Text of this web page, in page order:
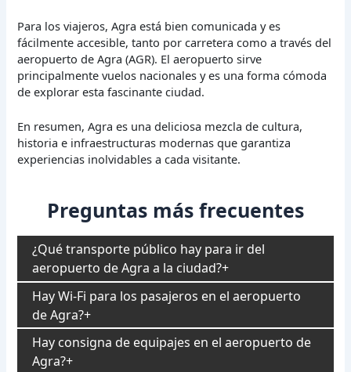
Para los viajeros, Agra está bien comunicada y es
fácilmente accesible, tanto por carretera como a través del
aeropuerto de Agra (AGR). El aeropuerto sirve
principalmente vuelos nacionales y es una forma cómoda
de explorar esta fascinante ciudad.
En resumen, Agra es una deliciosa mezcla de cultura,
historia e infraestructuras modernas que garantiza
experiencias inolvidables a cada visitante.
Preguntas más frecuentes
¿Qué transporte público hay para ir del
aeropuerto de Agra a la ciudad?
Hay Wi-Fi para los pasajeros en el aeropuerto
de Agra?
Hay consigna de equipajes en el aeropuerto de
Agra?